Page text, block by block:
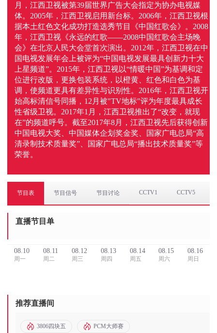
月，江西卫视被第39届世界广告大会指定为协办电视媒
体。2005年，江西卫视启用新台标。2006年，江西卫视根
据本土红色文化成功打造选秀节目《中国红歌会》。2008
年，江西卫视《永远的红歌——2008中国红歌会主场晚
会》在北京人民大会堂首次演出。2012年，江西卫视在中
国电视发展年会上被评为“中国电视发展最具创新力十大
上星频道”。2015年，江西卫视以“情暖中国”为基调和定
位进行改版，更换包装系统，以橙黄、红色和白色为基
调，使频道更具有差异性与识别性。2016年，江西卫视开
始高标清信号同播，12月被"TV地标"评为年度最具成长
性省级卫视。2017年1月，江西卫视推出了“改变，就现
在”的频道呼号。截至2017年8月，江西卫视先后获得创新
中国电视大奖、中国媒体企划奖金奖、国家广电总局“高
清录制技术质量奖”、国家广电总局“播出技术质量奖”等
荣誉。
节目表 节目信号 节目讨论 CCTV1 CCTV5
直播节目单
08.10
周一
08.11
周二
08.12
周三
08.13
周四
08.14
周五
08.15
周六
08.16
周日
推荐直播间
3806四块五 PCM大师赛